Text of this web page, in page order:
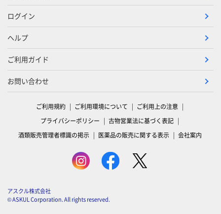
ログイン
ヘルプ
ご利用ガイド
お問い合わせ
ご利用規約 ご利用環境について
ご利用上の注意
プライバシーポリシー
古物営業法に基づく表記
酒類販売管理者標識の掲示
医薬品の販売に関する表示 会社案内
アスクル株式会社
© ASKUL Corporation. All rights reserved.